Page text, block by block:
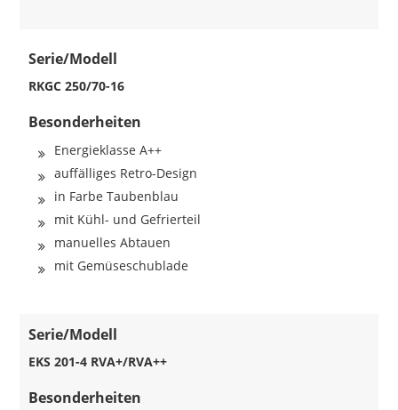
Serie/Modell
RKGC 250/70-16
Besonderheiten
Energieklasse A++
auffälliges Retro-Design
in Farbe Taubenblau
mit Kühl- und Gefrierteil
manuelles Abtauen
mit Gemüseschublade
Serie/Modell
EKS 201-4 RVA+/RVA++
Besonderheiten